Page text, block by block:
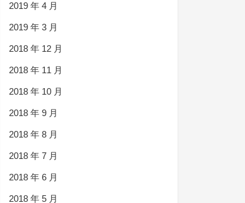
2019 年 4 月
2019 年 3 月
2018 年 12 月
2018 年 11 月
2018 年 10 月
2018 年 9 月
2018 年 8 月
2018 年 7 月
2018 年 6 月
2018 年 5 月